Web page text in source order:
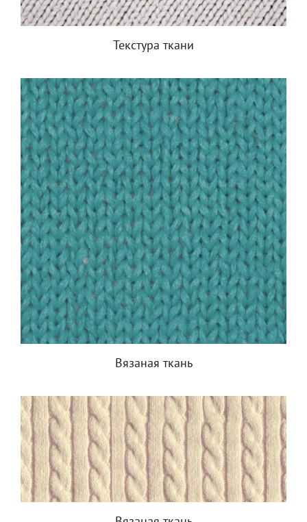
Текстура ткани
Вязаная ткань